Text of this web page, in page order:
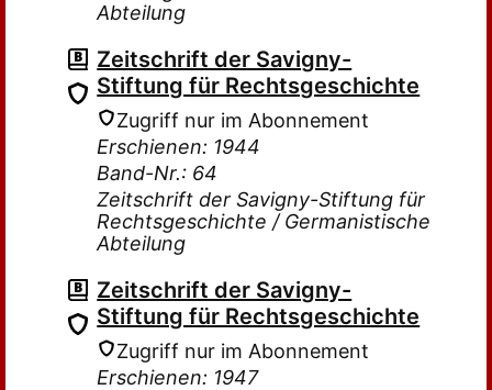
Abteilung
Zeitschrift der Savigny-
Stiftung für Rechtsgeschichte
Zugriff nur im Abonnement
Erschienen: 1944
Band-Nr.: 64
Zeitschrift der Savigny-Stiftung für
Rechtsgeschichte / Germanistische
Abteilung
Zeitschrift der Savigny-
Stiftung für Rechtsgeschichte
Zugriff nur im Abonnement
Erschienen: 1947